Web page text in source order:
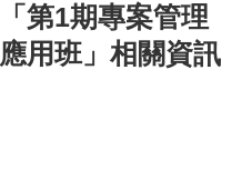
第1期專案管理
用班」相關資訊